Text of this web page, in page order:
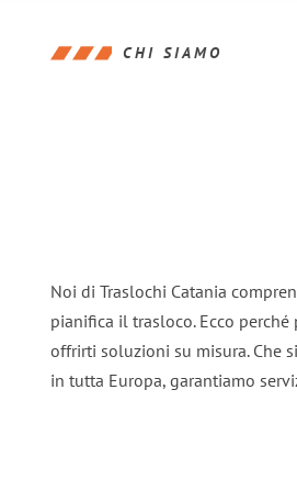
CHI SIAMO
Noi di Traslochi Catania
pianifica il trasloco. Ecco
offrirti soluzioni su misura. Che
in tutta Europa, garantiamo